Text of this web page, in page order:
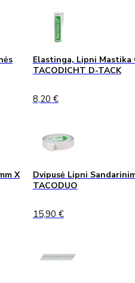
Elastinga, Lipni Mastika
TACODICHT D-TACK
8,20 €
X
Dvipusė Lipni
TACODUO
15,90 €